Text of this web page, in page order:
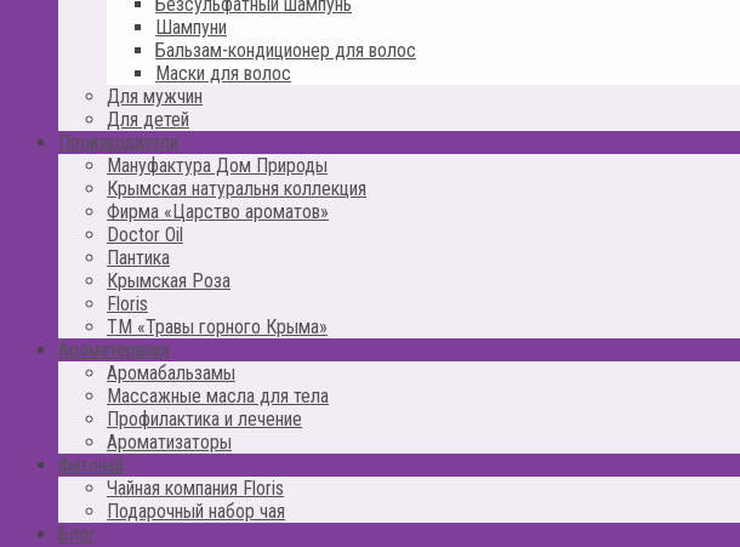
Шампуни
Бальзам-кондиционер для волос
Маски для волос
Для мужчин
Для детей
Производители
Мануфактура Дом Природы
Крымская натуральня коллекция
Фирма «Царство ароматов»
Doctor Oil
Пантика
Крымская Роза
Floris
ТМ «Травы горного Крыма»
Ароматерапия
Аромабальзамы
Массажные масла для тела
Профилактика и лечение
Ароматизаторы
Фиточай
Чайная компания Floris
Подарочный набор чая
Блог